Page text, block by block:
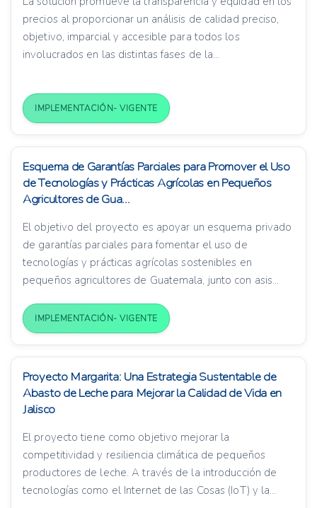
precios al proporcionar un análisis de calidad preciso,
objetivo, imparcial y accesible para todos los
involucrados en las distintas fases de la...
IMPLEMENTACIÓN- VIGENTE
Esquema de Garantías Parciales para Promover el Uso
de Tecnologías y Prácticas Agrícolas en Pequeños
Agricultores de Gua...
El objetivo del proyecto es apoyar un esquema privado
de garantías parciales para fomentar el uso de
tecnologías y prácticas agrícolas sostenibles en
pequeños agricultores de Guatemala, junto con asis...
IMPLEMENTACIÓN- VIGENTE
Proyecto Margarita: Una Estrategia Sustentable de
Abasto de Leche para Mejorar la Calidad de Vida en
Jalisco
El proyecto tiene como objetivo mejorar la
competitividad y resiliencia climática de pequeños
productores de leche. A través de la introducción de
tecnologías como el Internet de las Cosas (IoT) y la...